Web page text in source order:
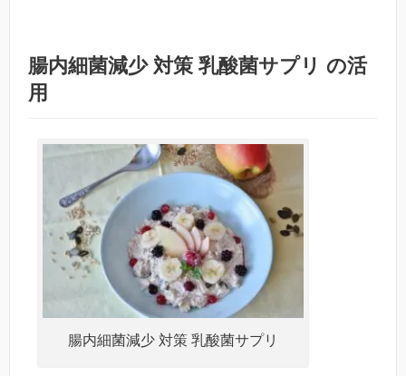
腸内細菌減少 対策 乳酸菌サプリ の活
用
腸内細菌減少 対策 乳酸菌サプリ